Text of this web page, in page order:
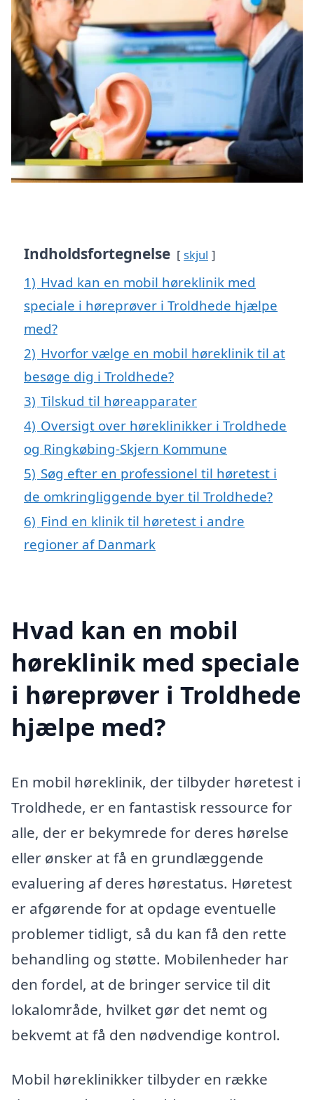
Indholdsfortegnelse skjul
1) Hvad kan en mobil høreklinik med
speciale i høreprøver i Troldhede hjælpe
med?
2) Hvorfor vælge en mobil høreklinik til at
besøge dig i Troldhede?
3) Tilskud til høreapparater
4) Oversigt over høreklinikker i Troldhede
og Ringkøbing-Skjern Kommune
5) Søg efter en professionel til høretest i
de omkringliggende byer til Troldhede?
6) Find en klinik til høretest i andre
regioner af Danmark
Hvad kan en mobil
høreklinik med speciale
i høreprøver i Troldhede
hjælpe med?
En mobil høreklinik, der tilbyder høretest i
Troldhede, er en fantastisk ressource for
alle, der er bekymrede for deres hørelse
eller ønsker at få en grundlæggende
evaluering af deres hørestatus. Høretest
er afgørende for at opdage eventuelle
problemer tidligt, så du kan få den rette
behandling og støtte. Mobilenheder har
den fordel, at de bringer service til dit
lokalområde, hvilket gør det nemt og
bekvemt at få den nødvendige kontrol.
Mobil høreklinikker tilbyder en række